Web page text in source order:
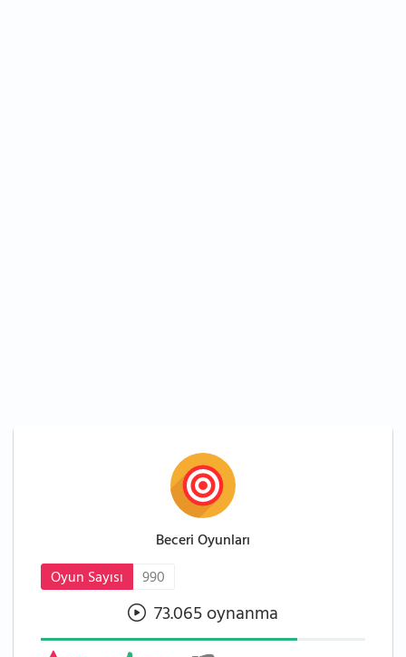
Beceri Oyunları
Oyun Sayısı
990
73.065 oynanma